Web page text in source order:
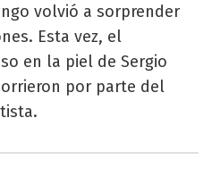
volvió a sorprender
Esta vez, el
en la piel de Sergio
por parte del